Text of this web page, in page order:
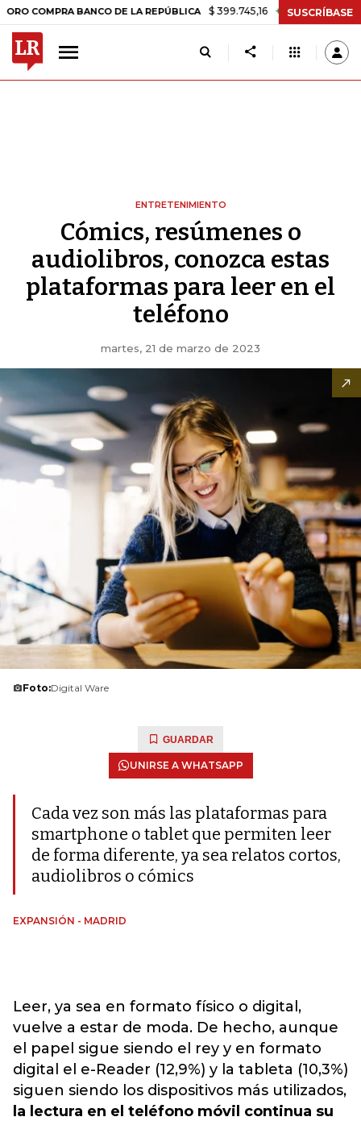
BANCO DE LA REPÚBLICA $ 399.745,16 +$ 2.295,71 +0,58%
SUSCRÍBASE
ENTRETENIMIENTO
Cómics, resúmenes o
audiolibros, conozca estas
plataformas para leer en el
teléfono
martes, 21 de marzo de 2023
Foto:Digital Ware
GUARDAR
UNIRSE A WHATSAPP
Cada vez son más las plataformas para
smartphone o tablet que permiten leer
de forma diferente, ya sea relatos cortos,
audiolibros o cómics
EXPANSIÓN - MADRID
Leer, ya sea en formato físico o digital,
vuelve a estar de moda. De hecho, aunque
el papel sigue siendo el rey y en formato
digital el e-Reader (12,9%) y la tableta (10,3%)
siguen siendo los dispositivos más utilizados,
la lectura en el teléfono móvil continua su